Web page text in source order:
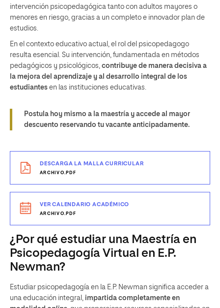
intervención psicopedagógica tanto con adultos mayores o
menores en riesgo, gracias a un completo e innovador plan de
estudios.
En el contexto educativo actual, el rol del psicopedagogo
resulta esencial. Su intervención, fundamentada en métodos
pedagógicos y psicológicos, contribuye de manera decisiva a
la mejora del aprendizaje y al desarrollo integral de los
estudiantes en las instituciones educativas.
Postula hoy mismo a la maestría y accede al mayor
descuento reservando tu vacante anticipadamente.
DESCARGA LA MALLA CURRICULAR
ARCHIVO.PDF
VER CALENDARIO ACADÉMICO
ARCHIVO.PDF
¿Por qué estudiar una Maestría en
Psicopedagogía Virtual en E.P.
Newman?
Estudiar psicopedagogía en la E.P. Newman significa acceder a
una educación integral, impartida completamente en